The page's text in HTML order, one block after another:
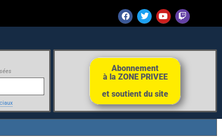
Abonnement
à la ZONE PRIVEE
et soutient du site